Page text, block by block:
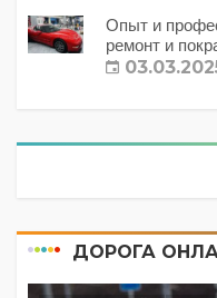
Опыт и
ремонт и
ДОРОГА